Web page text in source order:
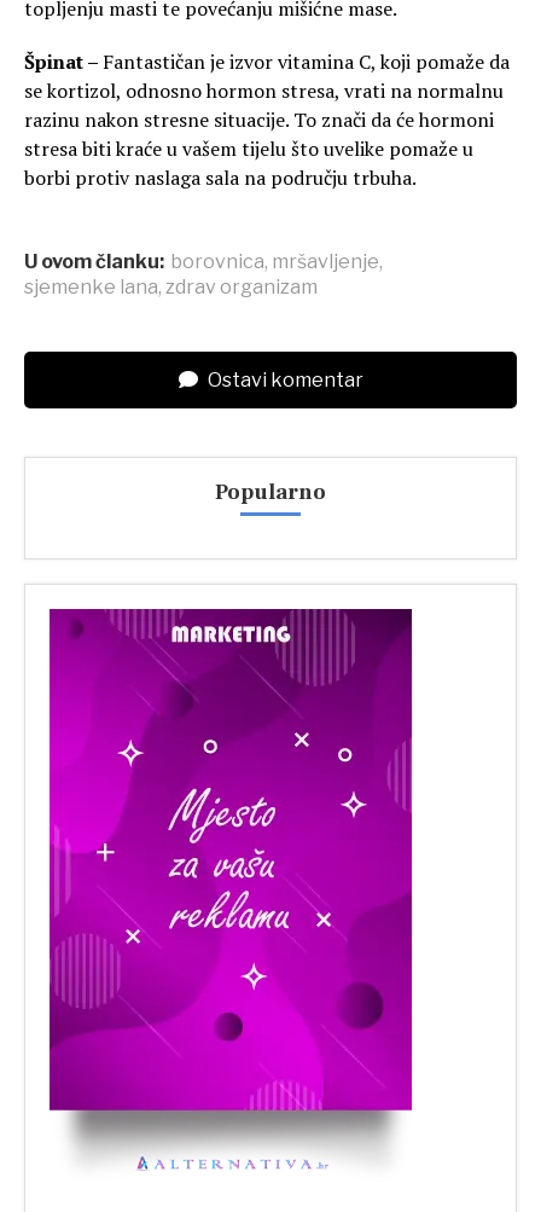
topljenju masti te povećanju mišićne mase.
Špinat – Fantastičan je izvor vitamina C, koji pomaže da
se kortizol, odnosno hormon stresa, vrati na normalnu
razinu nakon stresne situacije. To znači da će hormoni
stresa biti kraće u vašem tijelu što uvelike pomaže u
borbi protiv naslaga sala na području trbuha.
U ovom članku: borovnica, mršavljenje,
sjemenke lana, zdrav organizam
Ostavi komentar
Popularno